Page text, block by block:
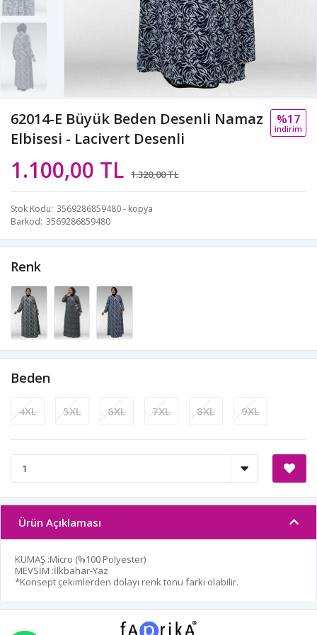
62014-E Büyük Beden Desenli Namaz
Elbisesi - Lacivert Desenli
1.100,00 TL 1.320,00 TL
%17
i̇ndi̇ri̇m
Stok Kodu 3569286859480 - kopya
Barkod 3569286859480
Renk
Beden
4XL 5XL 6XL 7XL 8XL 9XL
Ürün Açıklaması
KUMAŞ :Micro (%100 Polyester)
MEVSİM :İlkbahar-Yaz
*Konsept çekimlerden dolayı renk tonu farkı olabilir.